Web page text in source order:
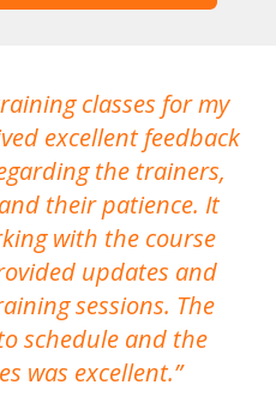
classes for my
excellent feedback
the trainers,
their patience. It
with the course
updates and
sessions. The
schedule and the
was excellent.